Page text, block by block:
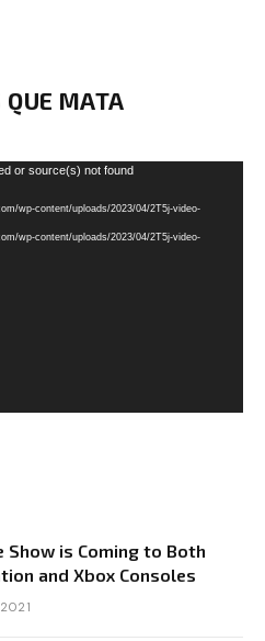
QUE MATA
or source(s) not found
wp-content/uploads/2023/04/2T5j-video-
wp-content/uploads/2023/04/2T5j-video-
Show is Coming to Both
and Xbox Consoles
2021